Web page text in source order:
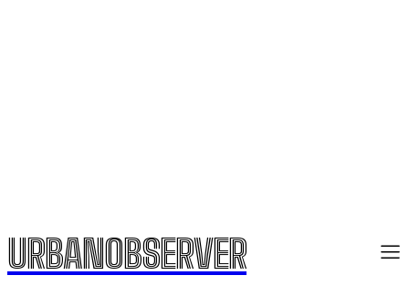
URBANOBSERVER